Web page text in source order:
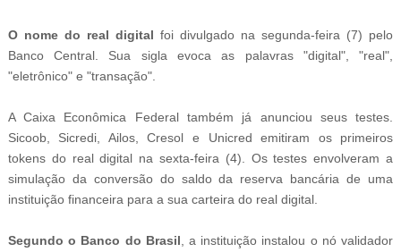
O nome do real digital foi divulgado na segunda-feira (7) pelo
Banco Central. Sua sigla evoca as palavras "digital", "real",
"eletrônico" e "transação".
A Caixa Econômica Federal também já anunciou seus testes.
Sicoob, Sicredi, Ailos, Cresol e Unicred emitiram os primeiros
tokens do real digital na sexta-feira (4). Os testes envolveram a
simulação da conversão do saldo da reserva bancária de uma
instituição financeira para a sua carteira do real digital.
Segundo o Banco do Brasil , a instituição instalou o nó validador